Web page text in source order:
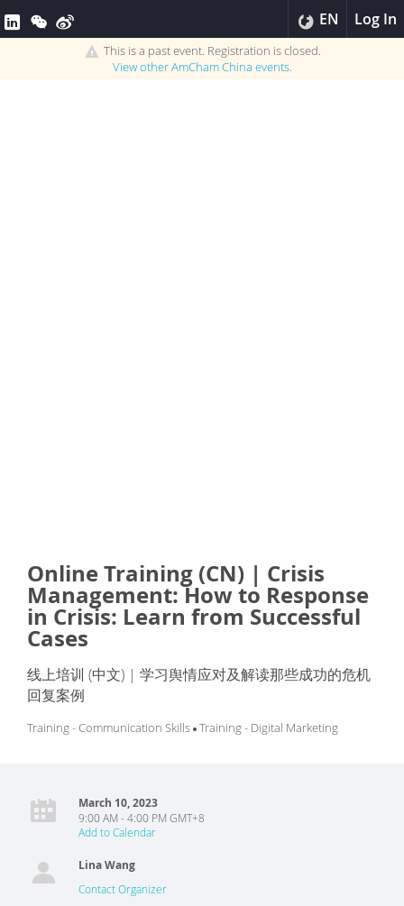
EN Log In
This is a past event. Registration is closed.
View otherAmCham China events.
Online Training (CN) | Crisis
Management: How to Response
in Crisis: Learn from Successful
Cases
线上培训 (中文) | 学习舆情应对及解读那些成功的危机
回复案例
Training - Communication Skills Training - Digital Marketing
March 10, 2023
9:00 AM - 4:00 PM GMT+8
Add to Calendar
Lina Wang
Contact Organizer